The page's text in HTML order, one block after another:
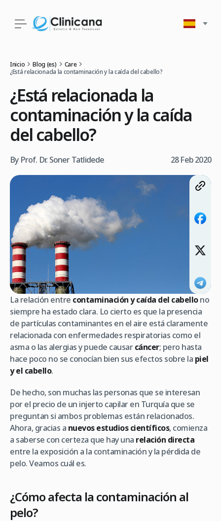
Inicio Blog (es)
Care
¿Está relacionada la contaminación y la caída del cabello?
¿Está relacionada la
contaminación y la caída
del cabello?
By Prof. Dr. Soner Tatlidede 28 Feb 2020
La relación entre contaminación y caída del cabellono
siempre ha estado clara. Lo cierto es que la presencia
de partículas contaminantes en el aire está claramente
relacionada con enfermedades respiratorias como el
asma o las alergias y puede causarcáncer; pero hasta
hace poco no se conocían bien sus efectos sobre la piel
y el cabello.
De hecho, son muchas las personas que se interesan
por el precio de un injerto capilar en Turquía que se
preguntan si ambos problemas están relacionados.
Ahora, gracias a nuevos estudios científicos, comienza
a saberse con certeza que hay una relación directa
entre la exposición a la contaminación y la pérdida de
pelo. Veamos cuál es.
¿Cómo afecta la contaminación al
pelo?